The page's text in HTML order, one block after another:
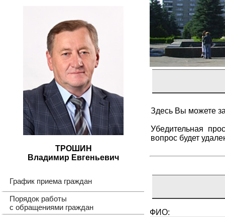
ТРОШИН
Владимир Евгеньевич
График приема граждан
Порядок работы
с обращениями граждан
Здесь Вы можете
Убедительная
вопрос будет
ФИО: